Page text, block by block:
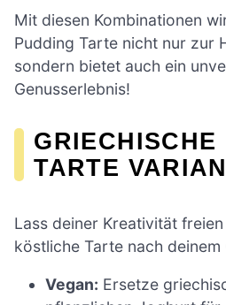
Mit diesen Kombinationen
Pudding Tarte nicht nur zur
sondern bietet auch ein
Genusserlebnis!
GRIECHISCHE
TARTE
Lass deiner Kreativität
köstliche Tarte nach deinem
Vegan: Ersetze